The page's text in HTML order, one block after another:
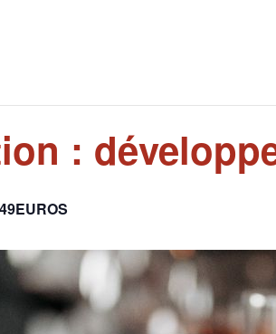
:
49EUROS